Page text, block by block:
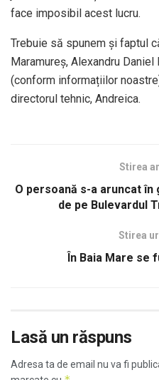
face imposibil acest lucru.
Trebuie să spunem și faptul
Maramureș, Alexandru
(conform informațiilor
directorul tehnic, Andreica.
Stirea
O persoană s-a aruncat în
de pe Bulevardul
Stirea
În Baia Mare se
Lasă un răspuns
Adresa ta de email nu va fi